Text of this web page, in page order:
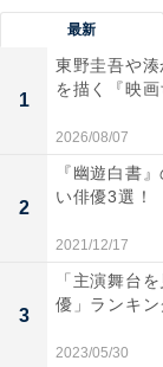
次ページ
最新
1
東野圭吾や湊
を描く『映
2026/08/07
2
『幽遊白書
い俳優3選！
2021/12/17
3
「主演舞台
優」ランキ
2023/05/30